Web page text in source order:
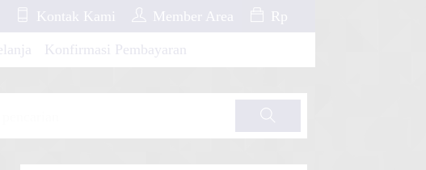
Kontak Kami Member Area Rp
Konfirmasi Pembayaran
Cari